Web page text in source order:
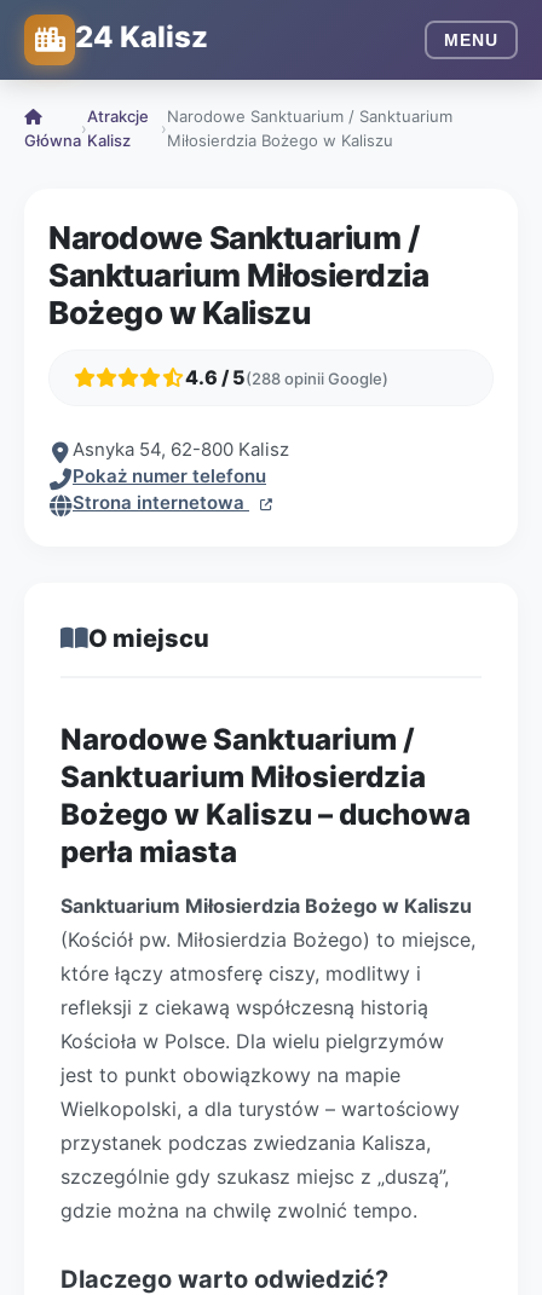
24 Kalisz MENU
Główna
›
Atrakcje
Kalisz
›
Narodowe Sanktuarium / Sanktuarium
Miłosierdzia Bożego w Kaliszu
Narodowe Sanktuarium /
Sanktuarium Miłosierdzia
Bożego w Kaliszu
4.6 / 5(288 opinii Google)
Asnyka 54, 62-800 Kalisz
Pokaż numer telefonu
Strona internetowa
O miejscu
Narodowe Sanktuarium /
Sanktuarium Miłosierdzia
Bożego w Kaliszu – duchowa
perła miasta
Sanktuarium Miłosierdzia Bożego w Kaliszu
(Kościół pw. Miłosierdzia Bożego) to miejsce,
które łączy atmosferę ciszy, modlitwy i
refleksji z ciekawą współczesną historią
Kościoła w Polsce. Dla wielu pielgrzymów
jest to punkt obowiązkowy na mapie
Wielkopolski, a dla turystów – wartościowy
przystanek podczas zwiedzania Kalisza,
szczególnie gdy szukasz miejsc z „duszą”,
gdzie można na chwilę zwolnić tempo.
Dlaczego warto odwiedzić?